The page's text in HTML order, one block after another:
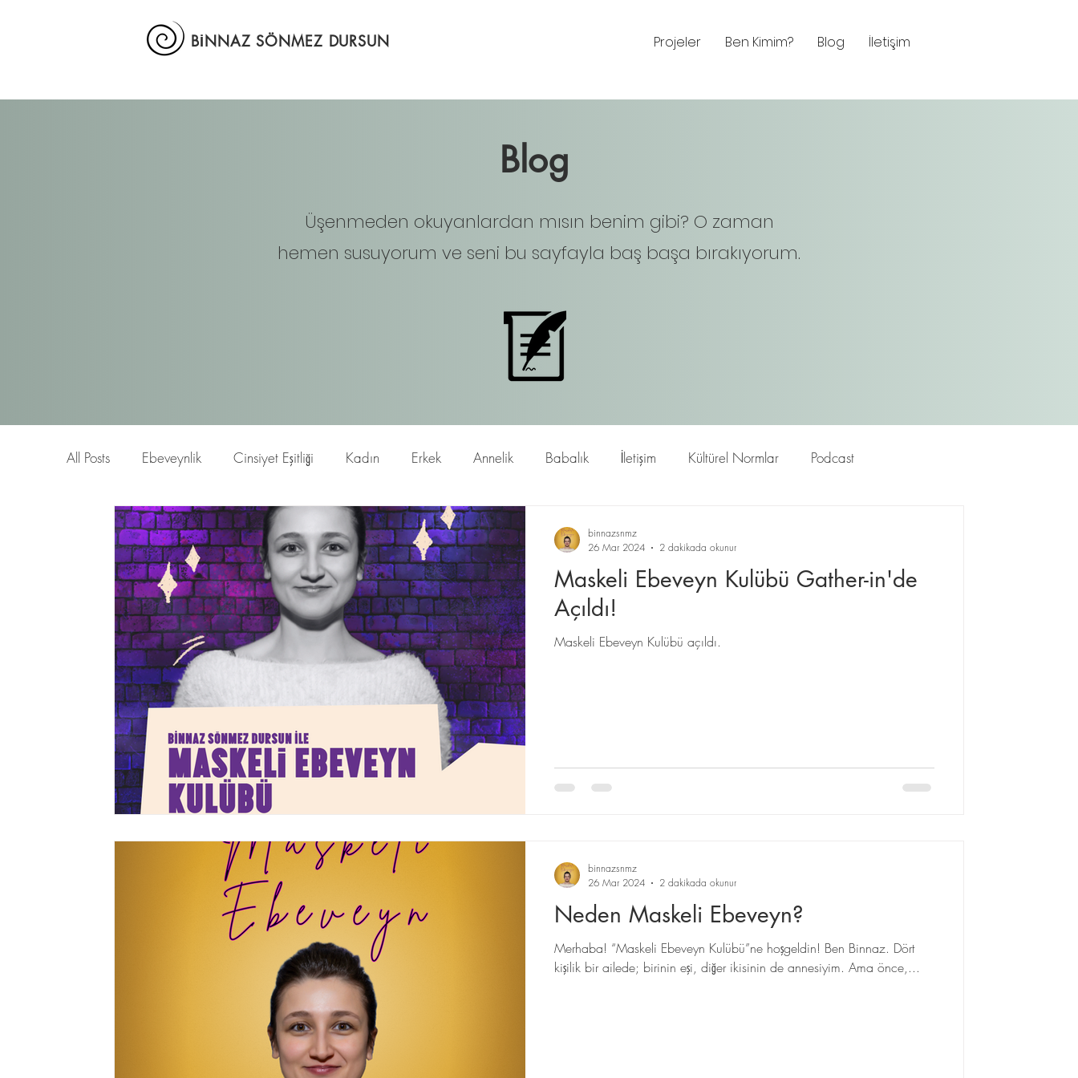
BİNNAZ SÖNMEZ DURSUN Projeler Ben Kimim? Blog İletişim
Blog
Üşenmeden okuyanlardan mısın benim gibi? O zaman
hemen susuyorum ve seni bu sayfayla baş başa bırakıyorum.
All Posts Ebeveynlik Cinsiyet Eşitliği Kadın Erkek Annelik Babalık İletişim Kültürel Normlar Podcast
Blog
Maskeli Ebeveyn Kulübü Gather-in'de
Açıldı!
Maskeli Ebeveyn Kulübü açıldı.
binnazsnmz
26 Mar 2024
2 dakikada okunur
Neden Maskeli Ebeveyn?
Merhaba! “Maskeli Ebeveyn Kulübü”ne hoşgeldin! Ben Binnaz. Dört
kişilik bir ailede; birinin eşi, diğer ikisinin de annesiyim. Ama önce,...
binnazsnmz
26 Mar 2024
2 dakikada okunur